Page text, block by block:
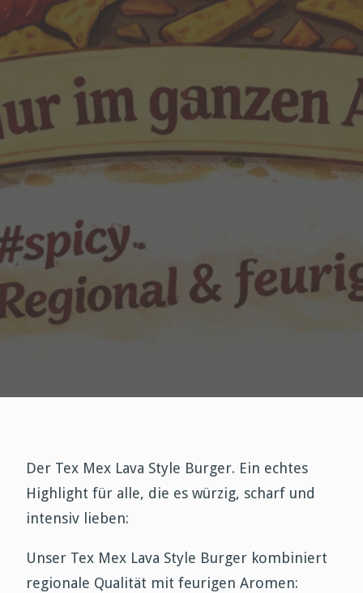
Der Tex Mex Lava Style Burger. Ein echtes
Highlight für alle, die es würzig, scharf und
intensiv lieben:
Unser Tex Mex Lava Style Burger kombiniert
regionale Qualität mit feurigen Aromen: